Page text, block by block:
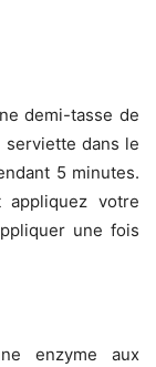
demi-tasse de
serviette dans le
5 minutes.
appliquez votre
une fois
enzyme aux